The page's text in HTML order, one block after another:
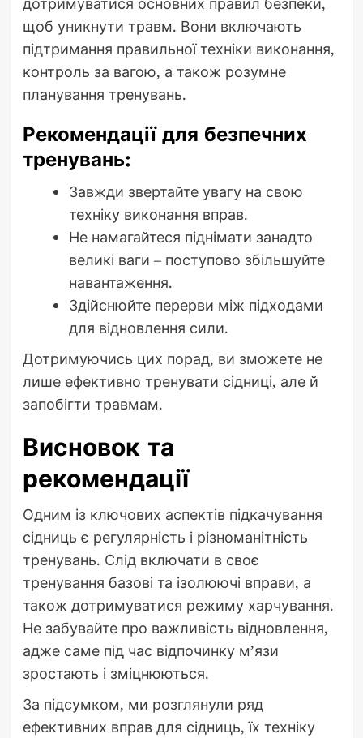
щоб уникнути травм. Вони включають
підтримання правильної техніки виконання,
контроль за вагою, а також розумне
планування тренувань.
Рекомендації для безпечних
тренувань:
Завжди звертайте увагу на свою
техніку виконання вправ.
Не намагайтеся піднімати занадто
великі ваги – поступово збільшуйте
навантаження.
Здійснюйте перерви між підходами
для відновлення сили.
Дотримуючись цих порад, ви зможете не
лише ефективно тренувати сідниці, але й
запобігти травмам.
Висновок та
рекомендації
Одним із ключових аспектів підкачування
сідниць є регулярність і різноманітність
тренувань. Слід включати в своє
тренування базові та ізолюючі вправи, а
також дотримуватися режиму харчування.
Не забувайте про важливість відновлення,
адже саме під час відпочинку м’язи
зростають і зміцнюються.
За підсумком, ми розглянули ряд
ефективних вправ для сідниць, їх техніку